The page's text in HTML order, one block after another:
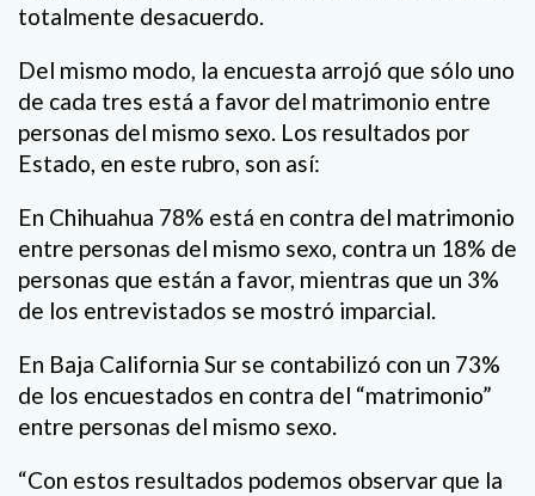
totalmente desacuerdo.
Del mismo modo, la encuesta arrojó que sólo uno
de cada tres está a favor del matrimonio entre
personas del mismo sexo. Los resultados por
Estado, en este rubro, son así:
En Chihuahua 78% está en contra del matrimonio
entre personas del mismo sexo, contra un 18% de
personas que están a favor, mientras que un 3%
de los entrevistados se mostró imparcial.
En Baja California Sur se contabilizó con un 73%
de los encuestados en contra del “matrimonio”
entre personas del mismo sexo.
“Con estos resultados podemos observar que la